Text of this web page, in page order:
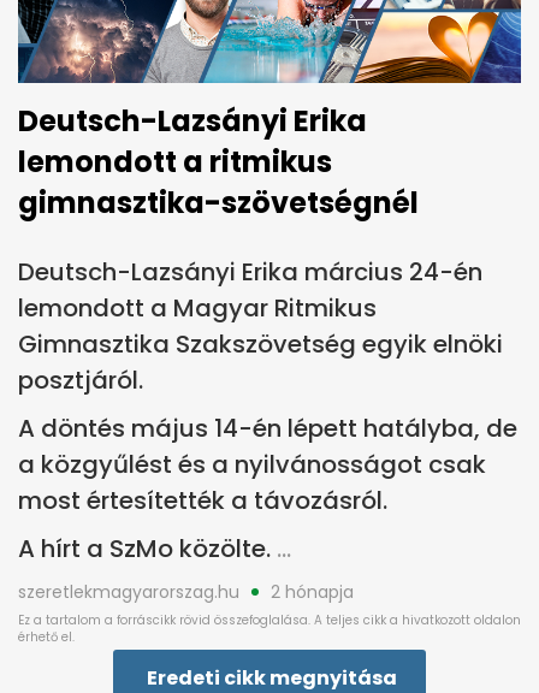
Deutsch-Lazsányi Erika
lemondott a ritmikus
gimnasztika-szövetségnél
Deutsch-Lazsányi Erika március 24-én
lemondott a Magyar Ritmikus
Gimnasztika Szakszövetség egyik elnöki
posztjáról.
A döntés május 14-én lépett hatályba, de
a közgyűlést és a nyilvánosságot csak
most értesítették a távozásról.
A hírt a SzMo közölte.
szeretlekmagyarorszag.hu 2 hónapja
Eredeti cikk megnyitása